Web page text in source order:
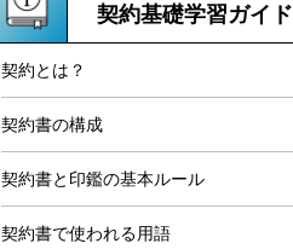
契約基礎学習ガイド
契約とは？
契約書の構成
契約書と印鑑の基本ルール
契約書で使われる用語